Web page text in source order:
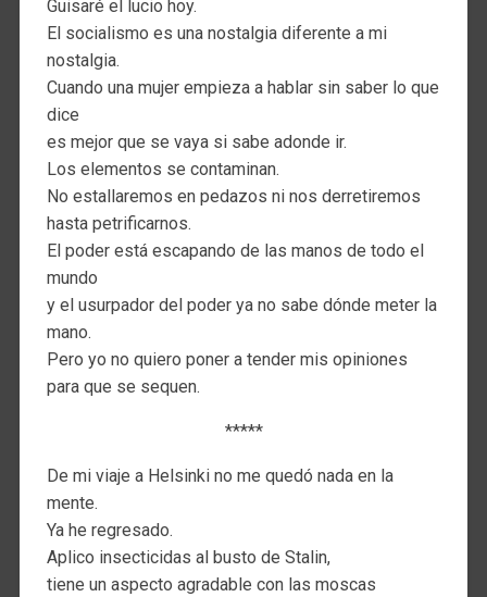
Guisaré el lucio hoy.
El socialismo es una nostalgia diferente a mi
nostalgia.
Cuando una mujer empieza a hablar sin saber lo que
dice
es mejor que se vaya si sabe adonde ir.
Los elementos se contaminan.
No estallaremos en pedazos ni nos derretiremos
hasta petrificarnos.
El poder está escapando de las manos de todo el
mundo
y el usurpador del poder ya no sabe dónde meter la
mano.
Pero yo no quiero poner a tender mis opiniones
para que se sequen.
*****
De mi viaje a Helsinki no me quedó nada en la
mente.
Ya he regresado.
Aplico insecticidas al busto de Stalin,
tiene un aspecto agradable con las moscas